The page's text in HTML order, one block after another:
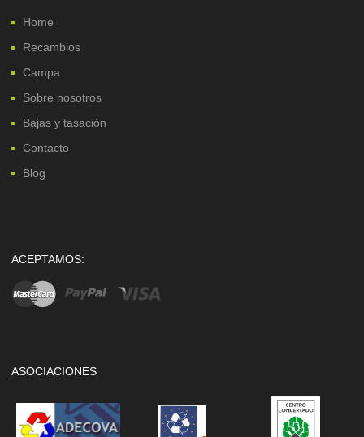
Home
Recambios
Campa
Sobre nosotros
Bajas y tasación
Contacto
Blog
ACEPTAMOS:
ASOCIACIONES